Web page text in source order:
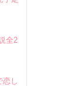
全2
し